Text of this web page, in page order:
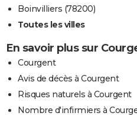
Boinvilliers (78200)
Toutes les villes
En savoir plus sur
Courgent
Avis de décès à Courgent
Risques naturels à Courgent
Nombre d'infirmiers à